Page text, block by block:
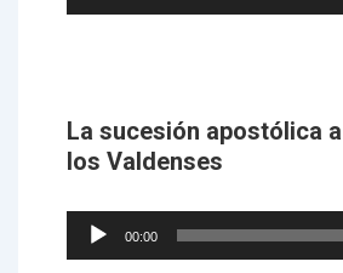
Player
La sucesión apostólica
los Valdenses
Audio
Player
00:00